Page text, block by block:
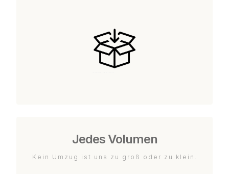
Jedes Volumen
Kein Umzug ist uns zu groß oder zu klein.